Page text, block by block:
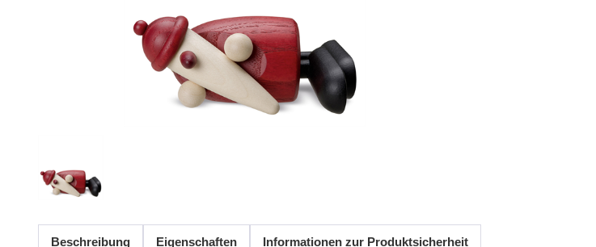
Beschreibung Eigenschaften Informationen zur Produktsicherheit